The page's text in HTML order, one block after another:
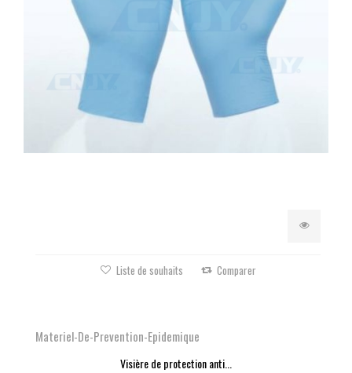
Liste de souhaits Comparer
Materiel-De-Prevention-Epidemique
Visière de protection anti...